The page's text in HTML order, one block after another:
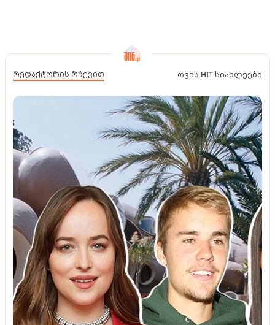
რედაქტორის რჩევით თვის HIT სიახლეები